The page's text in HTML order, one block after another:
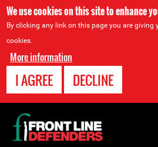
We use cookies on this site to enhance
By clicking any link on this page you are giving
cookies.
More information
I AGREE DECLINE
Back
to
top